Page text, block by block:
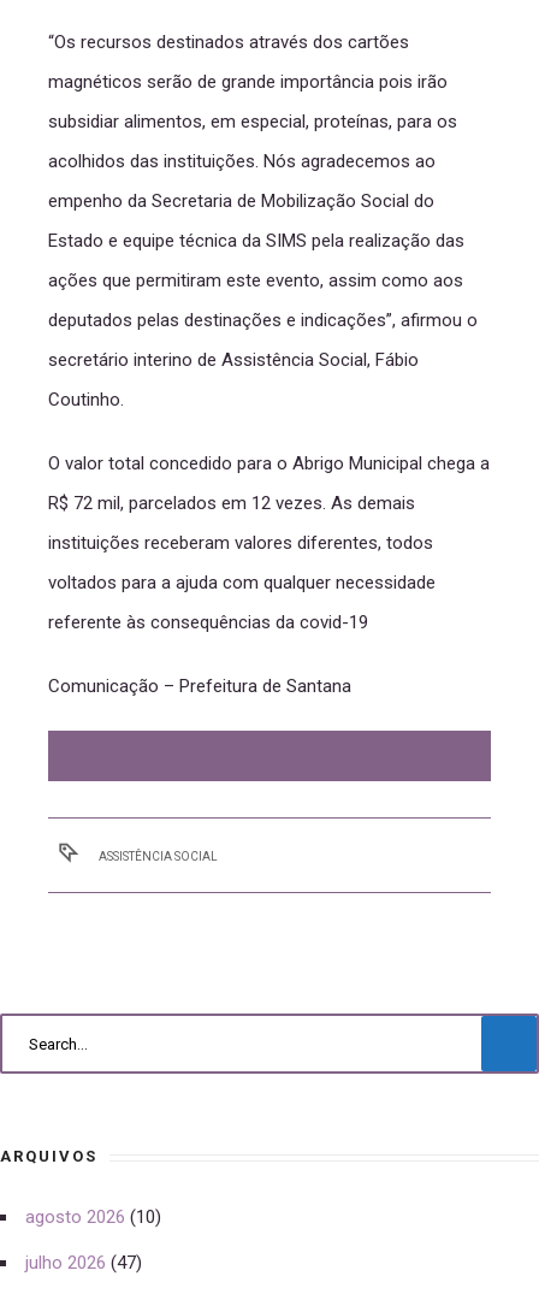
“Os recursos destinados através dos cartões
magnéticos serão de grande importância pois irão
subsidiar alimentos, em especial, proteínas, para os
acolhidos das instituições. Nós agradecemos ao
empenho da Secretaria de Mobilização Social do
Estado e equipe técnica da SIMS pela realização das
ações que permitiram este evento, assim como aos
deputados pelas destinações e indicações”, afirmou o
secretário interino de Assistência Social, Fábio
Coutinho.
O valor total concedido para o Abrigo Municipal chega a
R$ 72 mil, parcelados em 12 vezes. As demais
instituições receberam valores diferentes, todos
voltados para a ajuda com qualquer necessidade
referente às consequências da covid-19
Comunicação – Prefeitura de Santana
ASSISTÊNCIA SOCIAL
ARQUIVOS
agosto 2026 (10)
julho 2026 (47)